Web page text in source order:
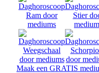
op uw levensvragen.
Maak een GRATIS